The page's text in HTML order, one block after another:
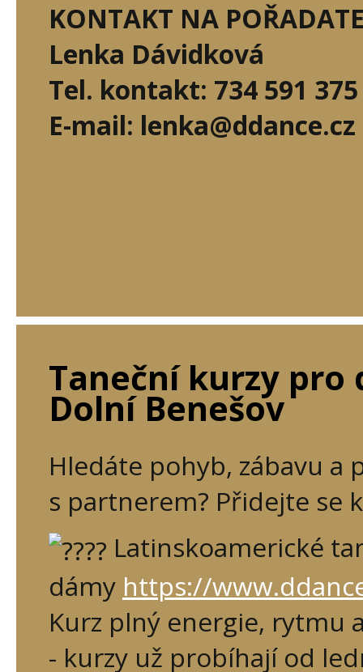
KONTAKT NA
Lenka Dávidková
Tel. kontakt: 734 591 375
E-mail: lenka@ddance.cz
Taneční kurzy pro
Dolní Benešov
Hledáte pohyb, zábavu a
s partnerem? Přidejte se
Latinskoamerické
dámy https://
Kurz plný energie, rytmu
- kurzy už probíhají od